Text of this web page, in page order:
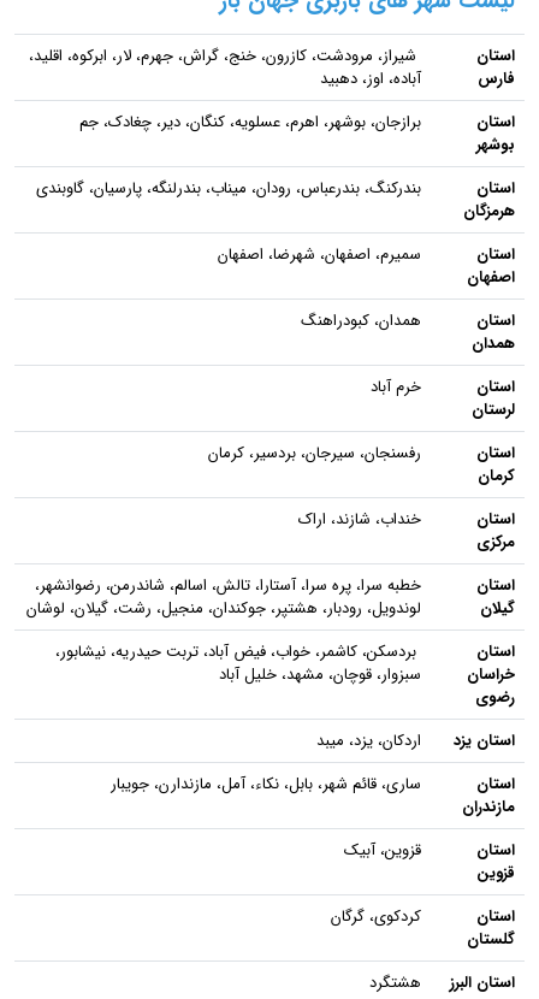
استان
فارس
شیراز، مرودشت، کازرون، خنج، گراش، جهرم، لار، ابرکوه، اقلید،
آباده، اوز، دهبید
استان
بوشهر
برازجان، بوشهر، اهرم، عسلویه، کنگان، دیر، چغادک، جم
استان
هرمزگان
بندرکنگ، بندرعباس، رودان، میناب، بندرلنگه، پارسیان، گاوبندی
استان
اصفهان
سمیرم، اصفهان، شهرضا، اصفهان
استان
همدان
همدان، کبودراهنگ
استان
لرستان
خرم آباد
استان
کرمان
رفسنجان، سیرجان، بردسیر، کرمان
استان
مرکزی
خنداب، شازند، اراک
استان
گیلان
خطبه سرا، پره سرا، آستارا، تالش، اسالم، شاندرمن، رضوانشهر،
لوندویل، رودبار، هشتپر، جوکندان، منجیل، رشت، گیلان، لوشان
استان
خراسان
رضوی
بردسکن، کاشمر، خواب، فیض آباد، تربت حیدریه، نیشابور،
سبزوار، قوچان، مشهد، خلیل آباد
استان یزد
اردکان، یزد، میبد
استان
مازندران
ساری، قائم شهر، بابل، نکاء، آمل، مازندارن، جویبار
استان
قزوین
قزوین، آبیک
استان
گلستان
کردکوی، گرگان
استان البرز
هشتگرد